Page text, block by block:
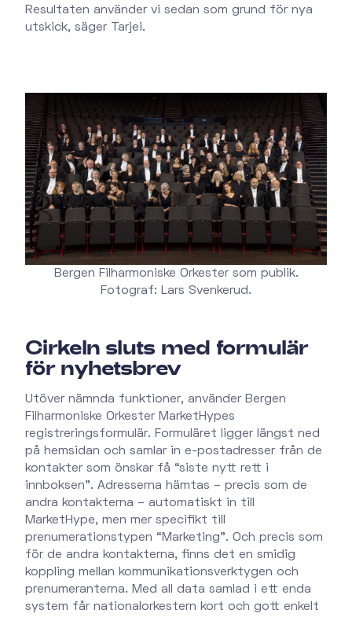
Resultaten använder vi sedan som grund för nya
utskick, säger Tarjei.
Bergen Filharmoniske Orkester som publik.
Fotograf: Lars Svenkerud.
Cirkeln sluts med formulär
för nyhetsbrev
Utöver nämnda funktioner, använder Bergen
Filharmoniske Orkester MarketHypes
registreringsformulär. Formuläret ligger längst ned
på hemsidan och samlar in e-postadresser från de
kontakter som önskar få “siste nytt rett i
innboksen”. Adresserna hämtas – precis som de
andra kontakterna – automatiskt in till
MarketHype, men mer specifikt till
prenumerationstypen “Marketing”. Och precis som
för de andra kontakterna, finns det en smidig
koppling mellan kommunikationsverktygen och
prenumeranterna. Med all data samlad i ett enda
system får nationalorkestern kort och gott enkelt